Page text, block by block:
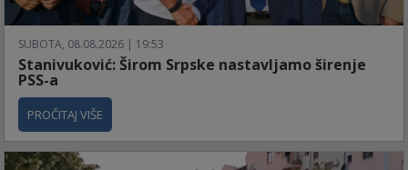
SUBOTA, 08.08.2026 | 19:53
Stanivuković: Širom Srpske nastavljamo širenje
PSS-a
PROČITAJ VIŠE